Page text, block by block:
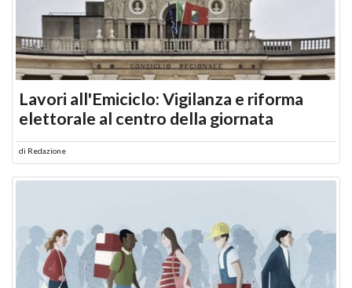
Lavori all'Emiciclo: Vigilanza e riforma
elettorale al centro della giornata
di Redazione